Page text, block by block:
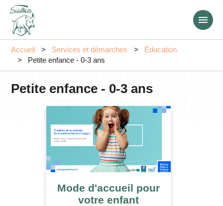
Accueil Services et démarches
Éducation
Petite enfance - 0-3 ans
Petite enfance - 0-3 ans
Mode d'accueil pour
votre enfant